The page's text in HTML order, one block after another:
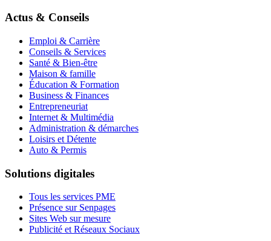
Actus & Conseils
Emploi & Carrière
Conseils & Services
Santé & Bien-être
Maison & famille
Éducation & Formation
Business & Finances
Entrepreneuriat
Internet & Multimédia
Administration & démarches
Loisirs et Détente
Auto & Permis
Solutions digitales
Tous les services PME
Présence sur Senpages
Sites Web sur mesure
Publicité et Réseaux Sociaux